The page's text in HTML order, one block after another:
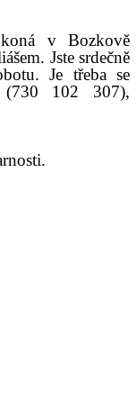
v Bozkově
Jste srdečně
Je třeba se
102 307),